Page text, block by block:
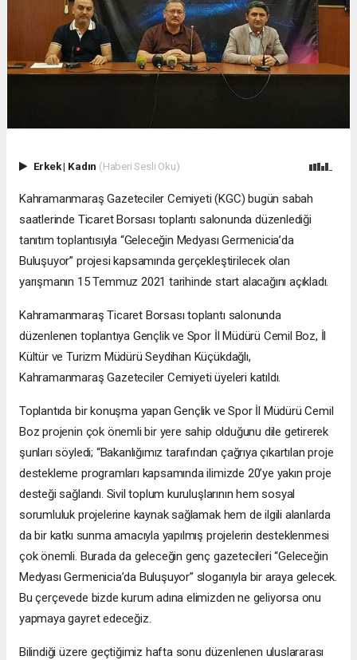
Erkek| Kadın (Haberi Sesli Oku)
Kahramanmaraş Gazeteciler Cemiyeti (KGC) bugün sabah
saatlerinde Ticaret Borsası toplantı salonunda düzenlediği
tanıtım toplantısıyla “Geleceğin Medyası Germenicia’da
Buluşuyor” projesi kapsamında gerçekleştirilecek olan
yarışmanın 15 Temmuz 2021 tarihinde start alacağını açıkladı.
Kahramanmaraş Ticaret Borsası toplantı salonunda
düzenlenen toplantıya Gençlik ve Spor İl Müdürü Cemil Boz, İl
Kültür ve Turizm Müdürü Seydihan Küçükdağlı,
Kahramanmaraş Gazeteciler Cemiyeti üyeleri katıldı.
Toplantıda bir konuşma yapan Gençlik ve Spor İl Müdürü Cemil
Boz projenin çok önemli bir yere sahip olduğunu dile getirerek
şunları söyledi; “Bakanlığımız tarafından çağrıya çıkartılan proje
destekleme programları kapsamında ilimizde 20’ye yakın proje
desteği sağlandı. Sivil toplum kuruluşlarının hem sosyal
sorumluluk projelerine kaynak sağlamak hem de ilgili alanlarda
da bir katkı sunma amacıyla yapılmış projelerin desteklenmesi
çok önemli. Burada da geleceğin genç gazetecileri “Geleceğin
Medyası Germenicia’da Buluşuyor” sloganıyla bir araya gelecek.
Bu çerçevede bizde kurum adına elimizden ne geliyorsa onu
yapmaya gayret edeceğiz.
Bilindiği üzere geçtiğimiz hafta sonu düzenlenen uluslararası